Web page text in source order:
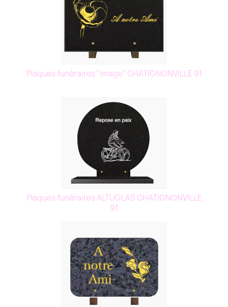
Plaques funéraires "image" CHATIGNONVILLE 91
Plaques funéraires ALTUGLAS CHATIGNONVILLE
91